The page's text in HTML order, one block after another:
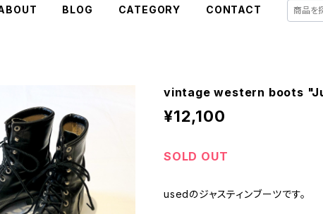
BLOG CATEGORY CONTACT
vintage western boots
¥12,100
SOLD OUT
usedのジャスティンブーツです。